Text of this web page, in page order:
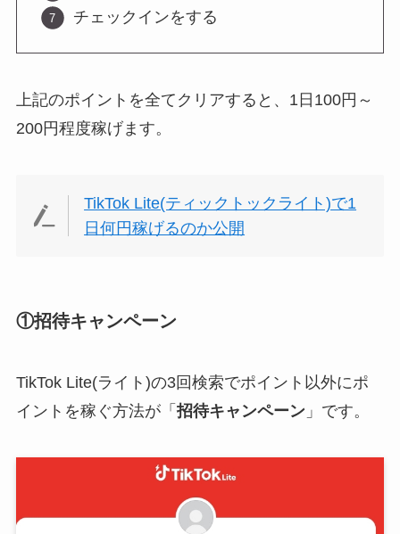
チェックインをする
上記のポイントを全てクリアすると、1日100円～
200円程度稼げます。
TikTok Lite(ティックトックライト)で1
日何円稼げるのか公開
①招待キャンペーン
TikTok Lite(ライト)の3回検索でポイント以外にポ
イントを稼ぐ方法が「 招待キャンペーン」です。